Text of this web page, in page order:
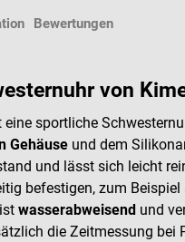
Bewertungen
von
eine sportliche
Gehäuse und dem
und lässt sich leicht
befestigen, zum
wasserabweisend und
die Zeitmessung bei